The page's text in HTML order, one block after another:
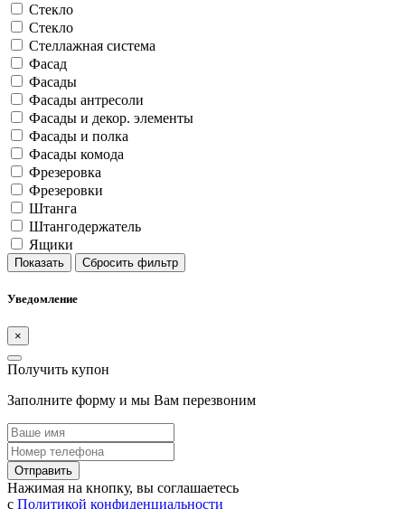
Стекло
Стекло
Стеллажная система
Фасад
Фасады
Фасады антресоли
Фасады и декор. элементы
Фасады и полка
Фасады комода
Фрезеровка
Фрезеровки
Штанга
Штангодержатель
Ящики
Показать Сбросить фильтр
Уведомление
×
Получить купон
Заполните форму и мы Вам перезвоним
Отправить
Нажимая на кнопку, вы соглашаетесь
с Политикой конфиденциальности